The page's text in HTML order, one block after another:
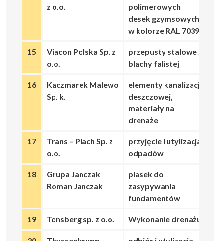
z o.o.
polimerowych
desek gzymsowych
w kolorze RAL 7039
15
Viacon Polska Sp. z
o.o.
przepusty stalowe z
blachy falistej
16
Kaczmarek Malewo
Sp. k.
elementy kanalizacji
deszczowej,
materiały na
drenaże
17
Trans – Piach Sp. z
o.o.
przyjęcie i utylizacja
odpadów
18
Grupa Janczak
Roman Janczak
piasek do
zasypywania
fundamentów
19 Tonsberg sp. z o.o. Wykonanie drenażu